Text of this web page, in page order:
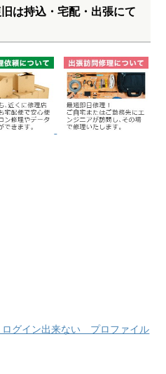
は持込・宅配・出張にて
グイン出来ない プロファイル